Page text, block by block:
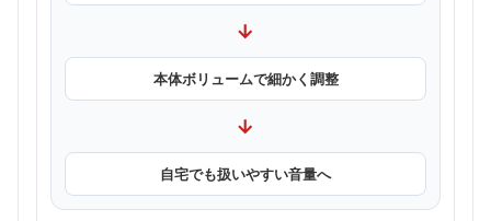
→
本体ボリュームで細かく調整
→
自宅でも扱いやすい音量へ